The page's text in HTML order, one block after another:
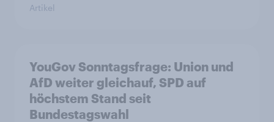
Artikel
YouGov Sonntagsfrage: Union und
AfD weiter gleichauf, SPD auf
höchstem Stand seit
Bundestagswahl